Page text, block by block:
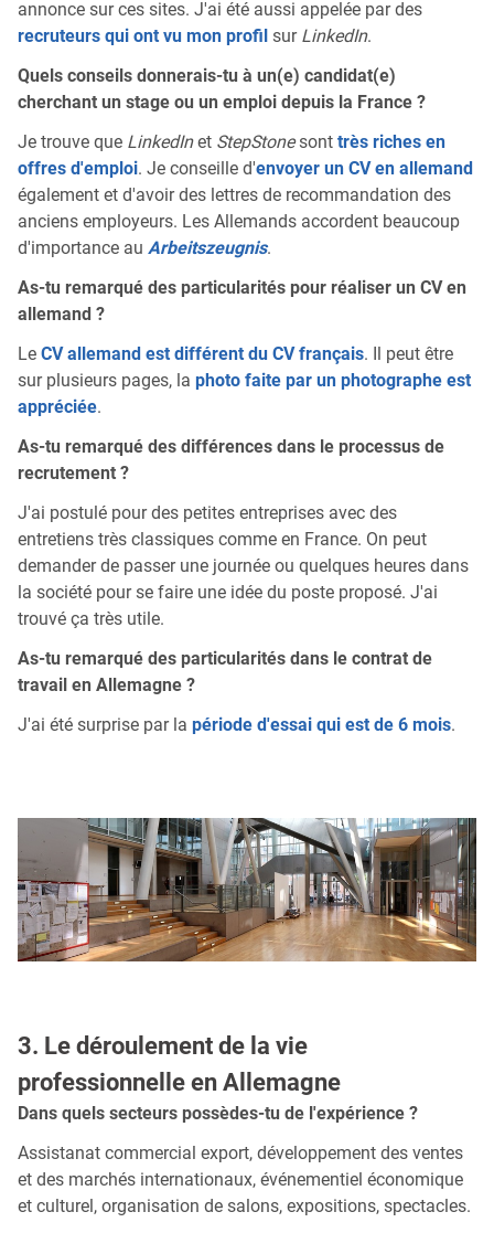
annonce sur ces sites. J'ai été aussi appelée par des
recruteurs qui ont vu mon profil sur LinkedIn.
Quels conseils donnerais-tu à un(e) candidat(e)
cherchant un stage ou un emploi depuis la France ?
Je trouve que LinkedInet StepStonesont très riches en
offres d'emploi. Je conseille d'envoyer un CV en allemand
également et d'avoir des lettres de recommandation des
anciens employeurs. Les Allemands accordent beaucoup
d'importance au Arbeitszeugnis.
As-tu remarqué des particularités pour réaliser un CV en
allemand ?
Le CV allemand est différent du CV français. Il peut être
sur plusieurs pages, la photo faite par un photographe est
appréciée.
As-tu remarqué des différences dans le processus de
recrutement ?
J'ai postulé pour des petites entreprises avec des
entretiens très classiques comme en France. On peut
demander de passer une journée ou quelques heures dans
la société pour se faire une idée du poste proposé. J'ai
trouvé ça très utile.
As-tu remarqué des particularités dans le contrat de
travail en Allemagne ?
J'ai été surprise par la période d'essai qui est de 6 mois.
3. Le déroulement de la vie
professionnelle en Allemagne
Dans quels secteurs possèdes-tu de l'expérience ?
Assistanat commercial export, développement des ventes
et des marchés internationaux, événementiel économique
et culturel, organisation de salons, expositions, spectacles.